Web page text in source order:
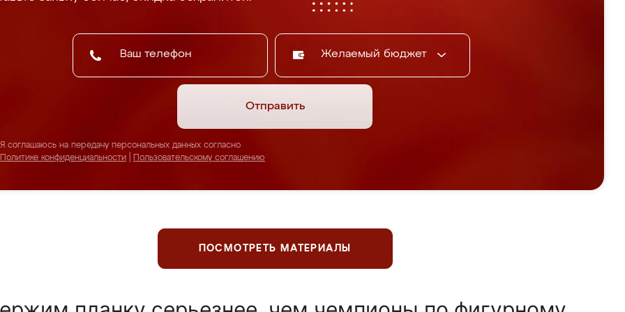
Желаемый бюджет
Отправить
Я соглашаюсь на передачу персональных данных согласно
Политике конфиденциальности
Пользовательскому соглашению
ПОСМОТРЕТЬ МАТЕРИАЛЫ